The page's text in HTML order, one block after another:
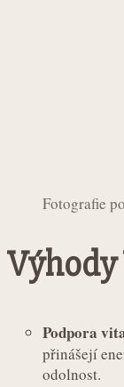
Fotografie
Výhody
Podpora
přinášejí
odolnost.